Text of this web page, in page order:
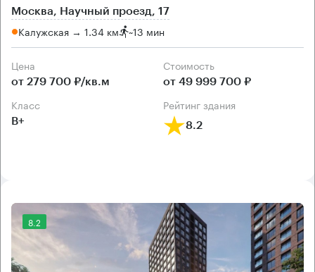
Москва, Научный проезд, 17
Калужская → 1.34 км ~13 мин
Цена
от 279 700 ₽/кв.м
Cтоимость
от 49 999 700 ₽
класс
B+
рейтинг здания
8.2
8.2